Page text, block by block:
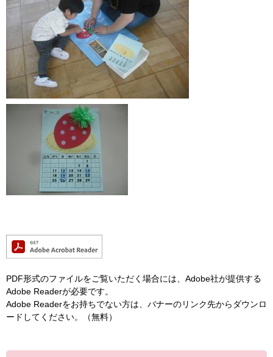
PDF形式のファイルをご覧いただく場合には、Adobe社が提供する
Adobe Readerが必要です。
Adobe Readerをお持ちでない方は、バナーのリンク先からダウンロ
ードしてください。（無料）